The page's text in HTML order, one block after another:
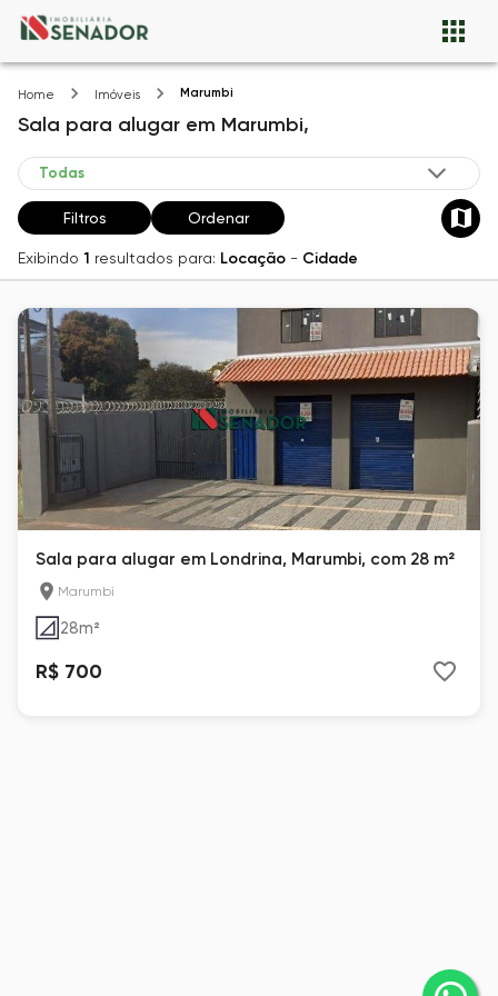
Home Imóveis Marumbi
Sala para alugar em Marumbi,
Filtros Ordenar
Exibindo 1 resultados para: Locação - Cidade
Sala para alugar em Londrina, Marumbi, com 28 m²
Marumbi
28m²
R$ 700